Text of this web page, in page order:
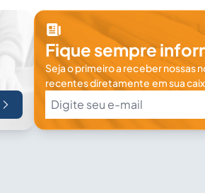
Fique sempre
Seja o primeiro a receber nossas
recentes diretamente em sua